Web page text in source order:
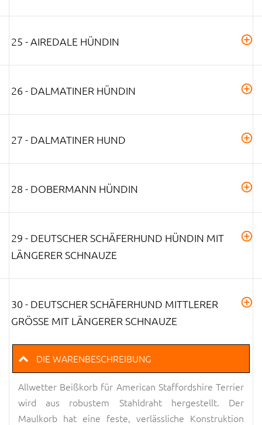
25 - AIREDALE HÜNDIN
26 - DALMATINER HÜNDIN
27 - DALMATINER HUND
28 - DOBERMANN HÜNDIN
29 - DEUTSCHER SCHÄFERHUND HÜNDIN MIT
LÄNGERER SCHNAUZE
30 - DEUTSCHER SCHÄFERHUND MITTLERER
GRÖSSE MIT LÄNGERER SCHNAUZE
DIE WARENBESCHREIBUNG
Allwetter Beißkorb für American Staffordshire Terrier
wird aus robustem Stahldraht hergestellt. Der
Maulkorb hat eine feste, verlässliche Konstruktion